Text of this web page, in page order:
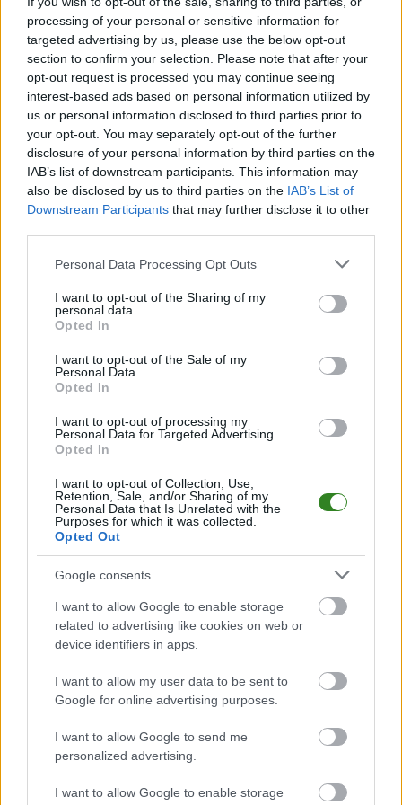
processing of your personal or sensitive information for
targeted advertising by us, please use the below opt-out
section to confirm your selection. Please note that after your
opt-out request is processed you may continue seeing
interest-based ads based on personal information utilized by
us or personal information disclosed to third parties prior to
your opt-out. You may separately opt-out of the further
disclosure of your personal information by third parties on the
IAB’s list of downstream participants. This information may
also be disclosed by us to third parties on the IAB’s List of
Downstream Participants that may further disclose it to other
Please note that this website/app uses one or more Google
not limited to your visit or usage behaviour. You may click to
grant or deny consent to Google and its third-party tags to
use your data for below specified purposes in below Google
consent section.
Personal Data Processing Opt Outs
I want to opt-out of the Sharing of my
personal data.
Opted In
I want to opt-out of the Sale of my
Personal Data.
Opted In
I want to opt-out of processing my
Personal Data for Targeted Advertising.
Opted In
I want to opt-out of Collection, Use,
Retention, Sale, and/or Sharing of my
Personal Data that Is Unrelated with the
Purposes for which it was collected.
Opted Out
Google consents
I want to allow Google to enable storage
related to advertising like cookies on web or
device identifiers in apps.
I want to allow my user data to be sent to
Google for online advertising purposes.
I want to allow Google to send me
personalized advertising.
I want to allow Google to enable storage
oglądać? (03.05.2026)
2026-04-30 13:07
Gdzie oglądać transmisję na żywo z meczu Złotniczanka Złotniki
- Jutrzenka Ławnica? Spotkanie w niedzielę, 3 maja 2026 roku o
godz. 14:00 w ramach Rzeszów > Klasa B, gr. V (20. kolejka).
Poniżej szczegóły transmisji. Złotniczanka Złotniki - Jutrzenka
Ławnica. Gdzie oglądać transmisj...
Czytaj więcej
Złotniczanka
Złotniki - LKS
transmisja na
oglądać? (19.04.2026)
2026-04-17 09:16
Dębiaki. Spotkanie zostanie rozegrane w niedzielę, 19 kwietnia
2026 roku o godz. 11:00 w ramach rozgrywek Rzeszów &gt;
online. Złotniczanka Złotniki - LKS Dębiaki. Gdzi...
Czytaj więcej
sparing: Ostrovia
Ostrowy
Baranowskie -
Złotniki 2-3
2016-02-06 09:18
Złotniczanka Złotniki wygrała 3-2 w sparingu z Ostrovią Ostrowy
Baranowskie. &nbsp; Bramki dla drużyny z Ostrów
Baranowskich strzelili Filip Ziółkowski oraz zawodnik testowany.
&nbsp; Dwa gole dla Złotniczanki zdobył były gracz Ostrovii
Jacek Cyganowski, a jedno trafienie dorzucił Wa...